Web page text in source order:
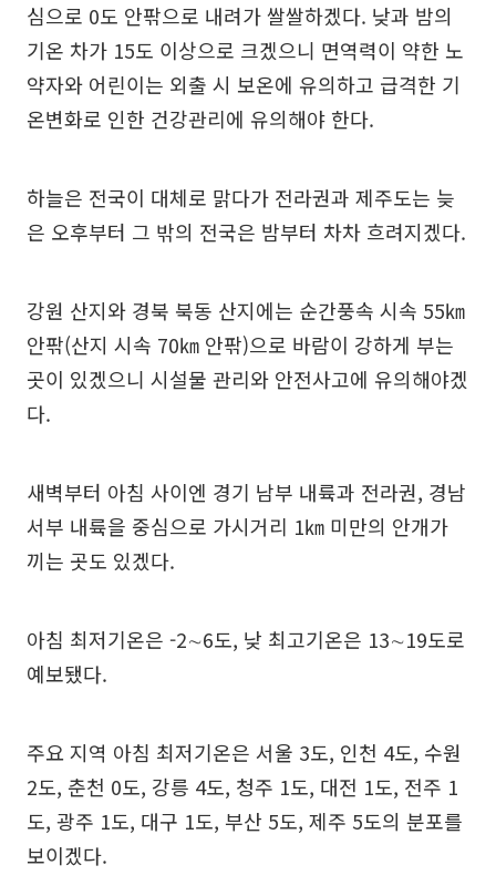
심으로 0도 안팎으로 내려가 쌀쌀하겠다. 낮과 밤의
기온 차가 15도 이상으로 크겠으니 면역력이 약한 노
약자와 어린이는 외출 시 보온에 유의하고 급격한 기
온변화로 인한 건강관리에 유의해야 한다.
하늘은 전국이 대체로 맑다가 전라권과 제주도는 늦
은 오후부터 그 밖의 전국은 밤부터 차차 흐려지겠다.
강원 산지와 경북 북동 산지에는 순간풍속 시속 55㎞
안팎(산지 시속 70㎞ 안팎)으로 바람이 강하게 부는
곳이 있겠으니 시설물 관리와 안전사고에 유의해야겠
다.
새벽부터 아침 사이엔 경기 남부 내륙과 전라권, 경남
서부 내륙을 중심으로 가시거리 1㎞ 미만의 안개가
끼는 곳도 있겠다.
아침 최저기온은 -2∼6도, 낮 최고기온은 13∼19도로
예보됐다.
주요 지역 아침 최저기온은 서울 3도, 인천 4도, 수원
2도, 춘천 0도, 강릉 4도, 청주 1도, 대전 1도, 전주 1
도, 광주 1도, 대구 1도, 부산 5도, 제주 5도의 분포를
보이겠다.